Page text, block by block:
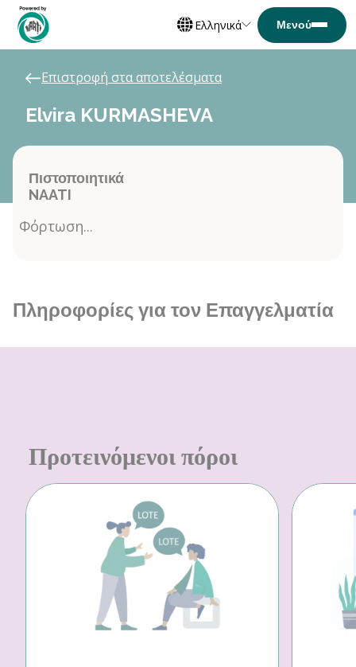
Ελληνικά
Επιστροφή στα αποτελέσματα
Elvira KURMASHEVA
Πιστοποιητικά
NAATI
Φόρτωση...
Πληροφορίες για τον Επαγγελματία
Προτεινόμενοι πόροι